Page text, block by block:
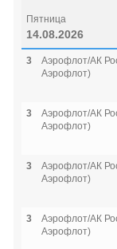
Пятница
14.08.2026
3
Аэрофлот/АК
Аэрофлот)
3
Аэрофлот/АК
Аэрофлот)
3
Аэрофлот/АК
Аэрофлот)
3
Аэрофлот/АК
Аэрофлот)